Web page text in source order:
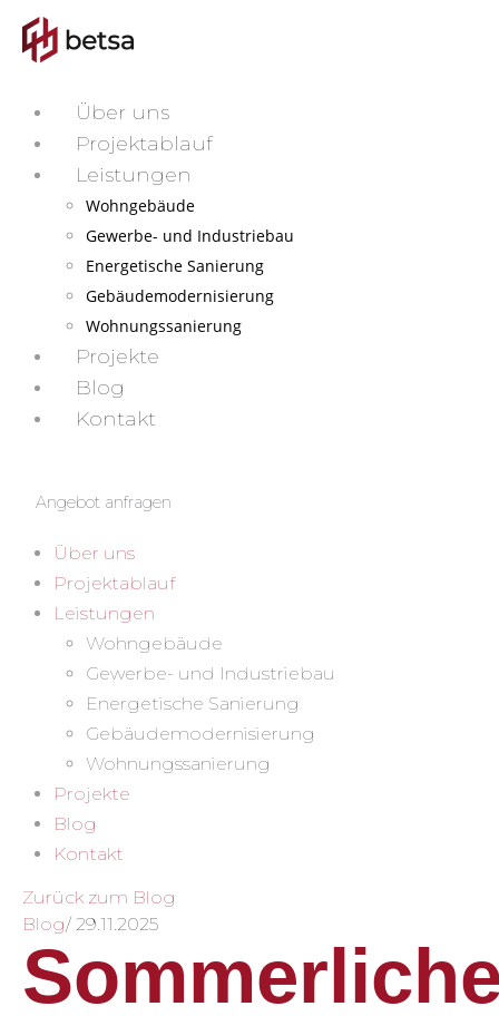
Über uns
Projektablauf
Leistungen
Wohngebäude
Gewerbe- und Industriebau
Energetische Sanierung
Gebäudemodernisierung
Wohnungssanierung
Projekte
Blog
Kontakt
Angebot anfragen
Über uns
Projektablauf
Leistungen
Wohngebäude
Gewerbe- und Industriebau
Energetische Sanierung
Gebäudemodernisierung
Wohnungssanierung
Projekte
Blog
Kontakt
Zurück zum Blog
Blog/ 29.11.2025